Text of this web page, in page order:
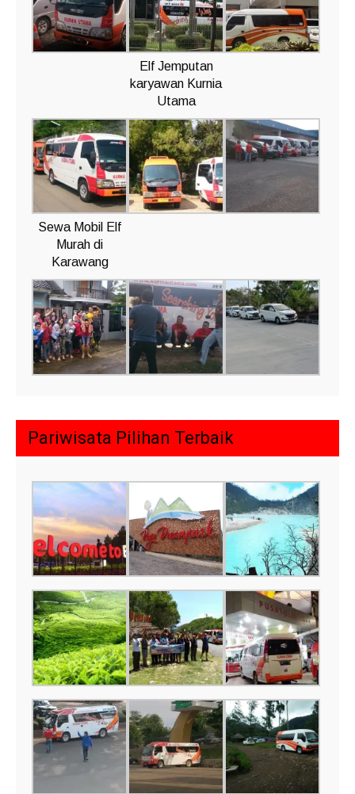
Elf Jemputan
karyawan Kurnia
Utama
Sewa Mobil Elf
Murah di
Karawang
Pariwisata Pilihan Terbaik